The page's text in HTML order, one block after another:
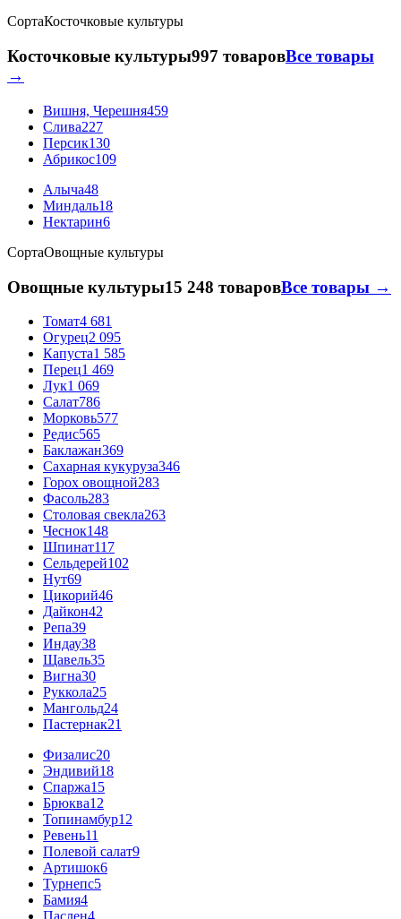
СортаКосточковые культуры
Косточковые культуры997 товаровВсе товары
→
Вишня, Черешня459
Слива227
Персик130
Абрикос109
Алыча48
Миндаль18
Нектарин6
СортаОвощные культуры
Овощные культуры15 248 товаровВсе товары →
Томат4 681
Огурец2 095
Капуста1 585
Перец1 469
Лук1 069
Салат786
Морковь577
Редис565
Баклажан369
Сахарная кукуруза346
Горох овощной283
Фасоль283
Столовая свекла263
Чеснок148
Шпинат117
Сельдерей102
Нут69
Цикорий46
Дайкон42
Репа39
Индау38
Щавель35
Вигна30
Руккола25
Мангольд24
Пастернак21
Физалис20
Эндивий18
Спаржа15
Брюква12
Топинамбур12
Ревень11
Полевой салат9
Артишок6
Турнепс5
Бамия4